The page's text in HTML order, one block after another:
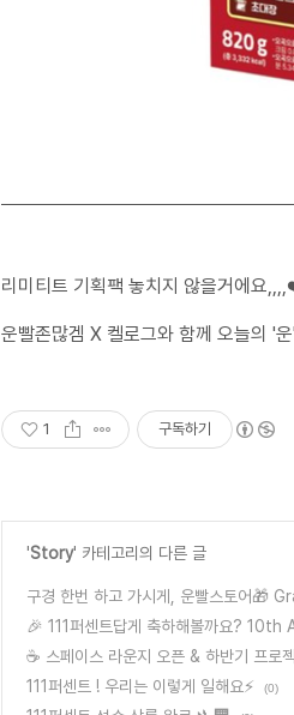
리미티트 기획팩 놓치지 않을거에요
운빨존많겜 X 켈로그와 함께 오늘의 '
1 구독하기
'Story' 카테고리의 다른 글
구경 한번 하고 가시게, 운빨스토어🎁
🎉 111퍼센트답게 축하해볼까요?
☕ 스페이스 라운지 오픈 & 하반기 프로
111퍼센트 ! 우리는 이렇게 일해요⚡ (0)